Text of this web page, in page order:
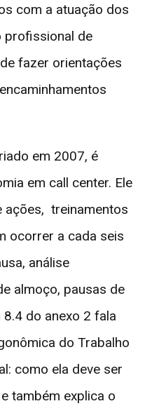
com a atuação dos
profissional de
fazer orientações
em 2007, é
em call center. Ele
ações, treinamentos
ocorrer a cada seis
análise
almoço, pausas de
do anexo 2 fala
do Trabalho
como ela deve ser
também explica o